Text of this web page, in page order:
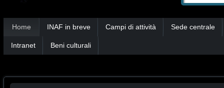
Home INAF in breve Campi di attività Sede centrale
Intranet Beni culturali